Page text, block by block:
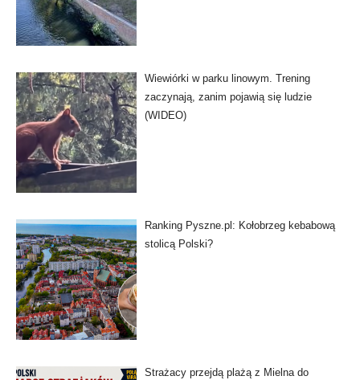
Wiewiórki w parku linowym. Trening
zaczynają, zanim pojawią się ludzie
(WIDEO)
Ranking Pyszne.pl: Kołobrzeg kebabową
stolicą Polski?
Strażacy przejdą plażą z Mielna do